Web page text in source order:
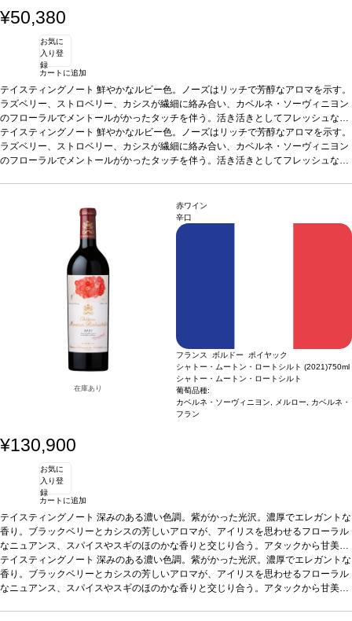
¥50,380
お気に
入り登
録
カートに追加
テイスティングノート 鮮やかなルビー色。ノーズはリッチで芳醇なアロマを示す。
ラズベリー、ストロベリー、カシスが繊細に絡み合い、カベルネ・ソーヴィニヨン
のフローラルでメントールがかったタッチを伴う。活き活きとしてフレッシュな味
わいを持ち、アタックはソフトで、たっぷりとしたメルローに運ばれる。ミッドパ
レットの広がりは、優れたカベルネ・フランによって肉付けされ、甘美なカベル
ネ・ソーヴィニヨンが調和して続き、堂々とした個性を与えている。完璧に統合さ
テイスティングノート 鮮やかなルビー色。ノーズはリッチで芳醇なアロマを示す。
ラズベリー、ストロベリー、カシスが繊細に絡み合い、カベルネ・ソーヴィニヨン
のフローラルでメントールがかったタッチを伴う。活き活きとしてフレッシュな味
ネ・ソーヴィニヨンが調和して続き、堂々とした個性を与えている。完璧に統合さ
れたタンニンに、石墨のテクスチャーが口の中を撫でる。後味は驚くほど風味豊か
葡萄品種37% メルロー、32% カベルネ・フラン、31% カベルネ・ソー
在庫あり
赤ワイン
辛口
フランス ボルドー ポイヤック
シャトー・ムートン・ロートシルト (2021)750ml
シャトー・ムートン・ロートシルト
葡萄品種:
カベルネ・ソーヴィニヨン, メルロー, カベルネ・
フラン
¥130,900
お気に
入り登
録
カートに追加
テイスティングノート 深みのある濃い色調。紫がかった光沢。濃厚でエレガントな
香り。ブラックベリーとカシスの芳しいアロマが、アイリスを思わせるフローラル
なニュアンス、スパイスやスギのほのかな香りと交じり合う。アタックから甘美で
果汁感たっぷり。バランスの良い、みずみずしく調和のとれた味わいが広がる。タ
ンニンの骨格は素晴らしく、ビガロー種チェリーの風味を巧みに包み込んでいる。
後味の余韻は長く、ミネラル感が全体を支え、スパイスとみずみずしい果実のニュ
テイスティングノート 深みのある濃い色調。紫がかった光沢。濃厚でエレガントな
香り。ブラックベリーとカシスの芳しいアロマが、アイリスを思わせるフローラル
なニュアンス、スパイスやスギのほのかな香りと交じり合う。アタックから甘美で